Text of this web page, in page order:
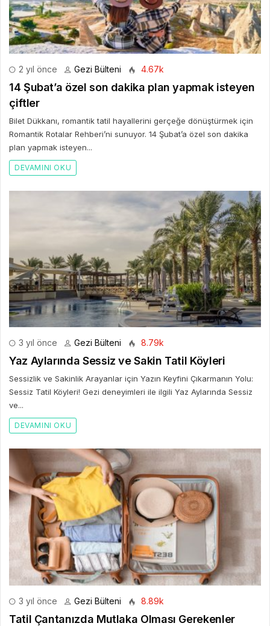
2 yıl önce Gezi Bülteni 4.67k
14 Şubat’a özel son dakika plan yapmak isteyen
çiftler
Bilet Dükkanı, romantik tatil hayallerini gerçeğe dönüştürmek için
Romantik Rotalar Rehberi’ni sunuyor. 14 Şubat’a özel son dakika
plan yapmak isteyen...
DEVAMINI OKU
3 yıl önce Gezi Bülteni 8.79k
Yaz Aylarında Sessiz ve Sakin Tatil Köyleri
Sessizlik ve Sakinlik Arayanlar için Yazın Keyfini Çıkarmanın Yolu:
Sessiz Tatil Köyleri! Gezi deneyimleri ile ilgili Yaz Aylarında Sessiz
ve...
DEVAMINI OKU
3 yıl önce Gezi Bülteni 8.89k
Tatil Çantanızda Mutlaka Olması Gerekenler